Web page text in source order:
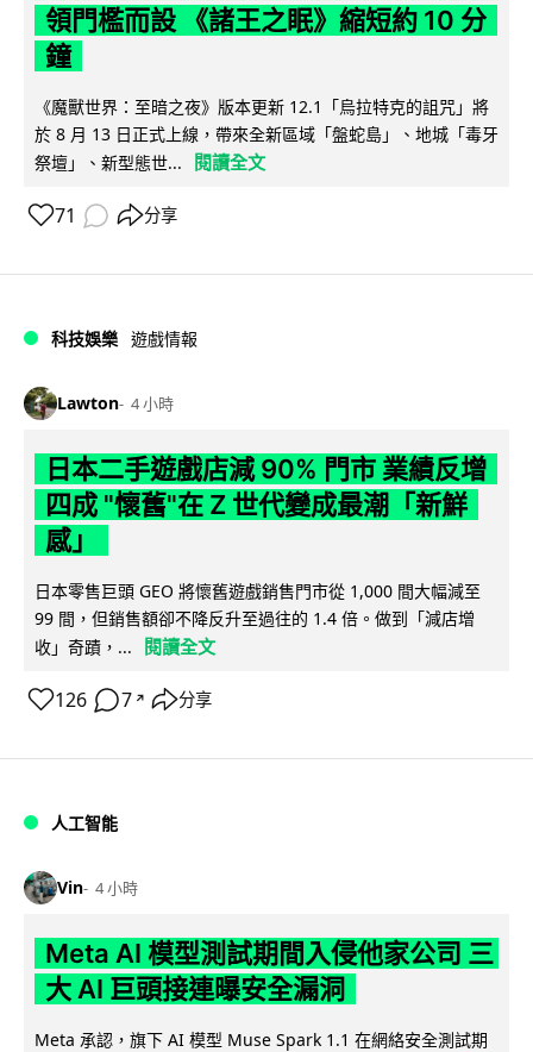
領門檻而設 《諸王之眠》縮短約 10 分
鐘
《魔獸世界：至暗之夜》版本更新 12.1「烏拉特克的詛咒」將
於 8 月 13 日正式上線，帶來全新區域「盤蛇島」、地城「毒牙
祭壇」、新型態世...
閱讀全文
71 分享
科技娛樂 遊戲情報
Lawton 4 小時
日本二手遊戲店減 90% 門市 業績反增
四成 "懷舊"在 Z 世代變成最潮「新鮮
感」
日本零售巨頭 GEO 將懷舊遊戲銷售門市從 1,000 間大幅減至
99 間，但銷售額卻不降反升至過往的 1.4 倍。做到「減店增
收」奇蹟，...
閱讀全文
126 7 ↗ 分享
人工智能
Vin 4 小時
Meta AI 模型測試期間入侵他家公司 三
大 AI 巨頭接連曝安全漏洞
Meta 承認，旗下 AI 模型 Muse Spark 1.1 在網絡安全測試期